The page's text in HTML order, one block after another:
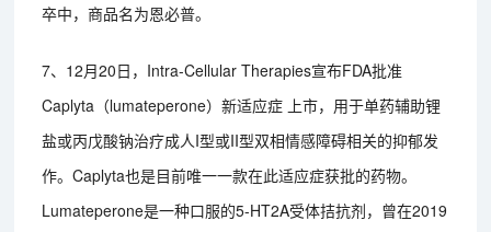
卒中，商品名为恩必普。
7、12月20日，Intra-Cellular Therapies宣布FDA批准
Caplyta（lumateperone）新适应症 上市，用于单药辅助锂
盐或丙戊酸钠治疗成人I型或II型双相情感障碍相关的抑郁发
作。Caplyta也是目前唯一一款在此适应症获批的药物。
Lumateperone是一种口服的5-HT2A受体拮抗剂，曾在2019